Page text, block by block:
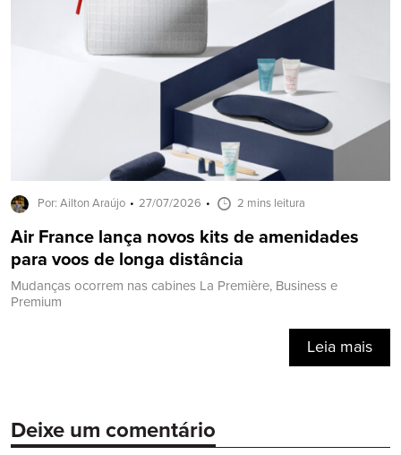
Por: Ailton Araújo 27/07/2026 2 mins leitura
Air France lança novos kits de amenidades
para voos de longa distância
Mudanças ocorrem nas cabines La Première, Business e
Premium
Leia mais
Deixe um comentário